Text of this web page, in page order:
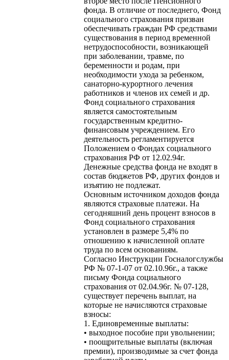
фонда. В отличие от последнего, Фонд
социального страхования призван
обеспечивать граждан РФ средствами
существования в период временной
нетрудоспособности, возникающей
при заболевании, травме, по
беременности и родам, при
необходимости ухода за ребенком,
санаторно-курортного лечения
работников и членов их семей и др.
Фонд социального страхования
является самостоятельным
государственным кредитно-
финансовым учреждением. Его
деятельность регламентируется
Положением о Фондах социального
страхования РФ от 12.02.94г.
Денежные средства фонда не входят в
состав бюджетов РФ, других фондов и
изъятию не подлежат.
Основным источником доходов фонда
являются страховые платежи. На
сегодняшний день процент взносов в
Фонд социального страхования
установлен в размере 5,4% по
отношению к начисленной оплате
труда по всем основаниям.
Согласно Инструкции Госналогслужбы
РФ № 07-1-07 от 02.10.96г., а также
письму Фонда социального
страхования от 02.04.96г. № 07-128,
существует перечень выплат, на
которые не начисляются страховые
взносы:
1. Единовременные выплаты:
• выходное пособие при увольнении;
• поощрительные выплаты (включая
премии), производимые за счет фонда